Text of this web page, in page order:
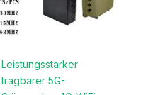
Leistungsstarker
tragbarer 5G-